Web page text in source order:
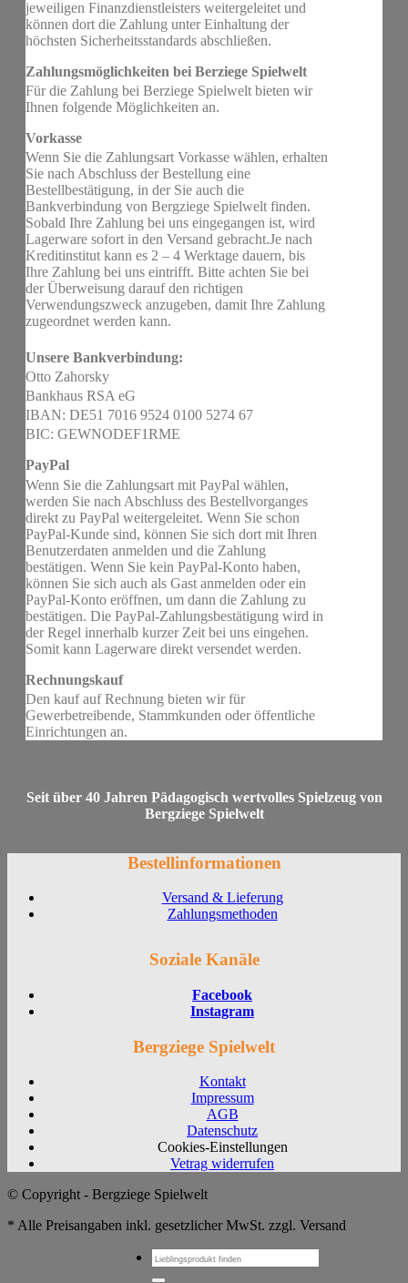
jeweiligen Finanzdienstleisters weitergeleitet und
können dort die Zahlung unter Einhaltung der
höchsten Sicherheitsstandards abschließen.
Zahlungsmöglichkeiten bei Berziege Spielwelt
Für die Zahlung bei Berziege Spielwelt bieten wir
Ihnen folgende Möglichkeiten an.
Vorkasse
Wenn Sie die Zahlungsart Vorkasse wählen, erhalten
Sie nach Abschluss der Bestellung eine
Bestellbestätigung, in der Sie auch die
Bankverbindung von Bergziege Spielwelt finden.
Sobald Ihre Zahlung bei uns eingegangen ist, wird
Lagerware sofort in den Versand gebracht.Je nach
Kreditinstitut kann es 2 – 4 Werktage dauern, bis
Ihre Zahlung bei uns eintrifft. Bitte achten Sie bei
der Überweisung darauf den richtigen
Verwendungszweck anzugeben, damit Ihre Zahlung
zugeordnet werden kann.
Unsere Bankverbindung:
Otto Zahorsky
Bankhaus RSA eG
IBAN: DE51 7016 9524 0100 5274 67
BIC: GEWNODEF1RME
PayPal
Wenn Sie die Zahlungsart mit PayPal wählen,
werden Sie nach Abschluss des Bestellvorganges
direkt zu PayPal weitergeleitet. Wenn Sie schon
PayPal-Kunde sind, können Sie sich dort mit Ihren
Benutzerdaten anmelden und die Zahlung
bestätigen. Wenn Sie kein PayPal-Konto haben,
können Sie sich auch als Gast anmelden oder ein
PayPal-Konto eröffnen, um dann die Zahlung zu
bestätigen. Die PayPal-Zahlungsbestätigung wird in
der Regel innerhalb kurzer Zeit bei uns eingehen.
Somit kann Lagerware direkt versendet werden.
Rechnungskauf
Den kauf auf Rechnung bieten wir für
Gewerbetreibende, Stammkunden oder öffentliche
Einrichtungen an.
Seit über 40 Jahren Pädagogisch wertvolles Spielzeug von
Bergziege Spielwelt
Bestellinformationen
Versand & Lieferung
Zahlungsmethoden
Soziale Kanäle
Facebook
Instagram
Bergziege Spielwelt
Kontakt
Impressum
AGB
Datenschutz
Cookies-Einstellungen
Vetrag widerrufen
© Copyright - Bergziege Spielwelt
* Alle Preisangaben inkl. gesetzlicher MwSt. zzgl. Versand
Suchen